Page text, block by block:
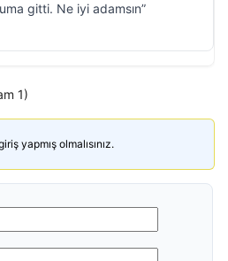
gitti. Ne iyi adamsın”
1)
yapmış olmalısınız.